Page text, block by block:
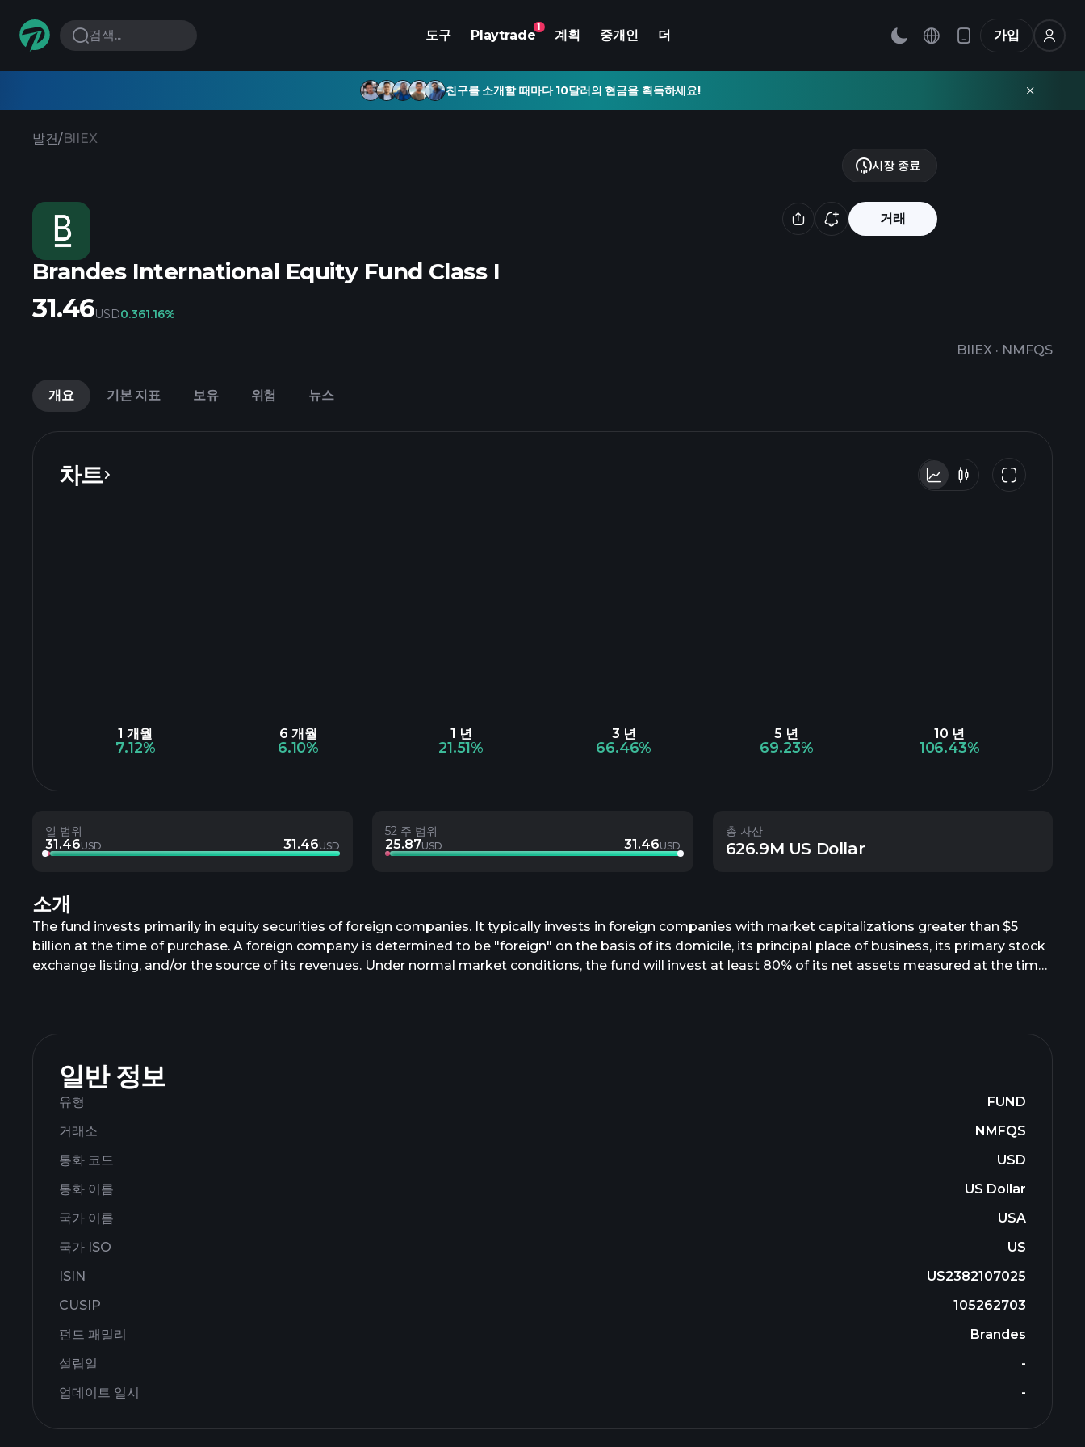
검색... 도구 Playtrade
1
계획 중개인 더 가입
친구를 소개할 때마다 10달러의 현금을 획득하세요!
발견/BIIEX
거래
Brandes International Equity Fund Class I
BIIEX · NMFQS
시장 종료
31.46USD0.361.16%
개요 기본 지표 보유 위험 뉴스
차트
1 개월
7.12%
6 개월
6.10%
1 년
21.51%
3 년
66.46%
5 년
69.23%
10 년
106.43%
일 범위
31.46USD 31.46USD
52 주 범위
25.87USD 31.46USD
총 자산
626.9M US Dollar
소개
The fund invests primarily in equity securities of foreign companies. It typically invests in foreign companies with market capitalizations greater than $5
billion at the time of purchase. A foreign company is determined to be "foreign" on the basis of its domicile, its principal place of business, its primary stock
exchange listing, and/or the source of its revenues. Under normal market conditions, the fund will invest at least 80% of its net assets measured at the time
일반 정보
유형
FUND
거래소
NMFQS
통화 코드
USD
통화 이름
US Dollar
국가 이름
USA
국가 ISO
US
ISIN
US2382107025
CUSIP
105262703
펀드 패밀리
Brandes
설립일
-
업데이트 일시
-